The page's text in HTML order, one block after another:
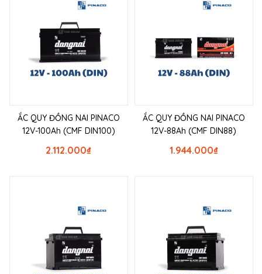
ẮC QUY ĐỒNG NAI PINACO
12V-100Ah (CMF DIN100)
₫
2.112.000
ẮC QUY ĐỒNG NAI PINACO
12V-88Ah (CMF DIN88)
₫
1.944.000